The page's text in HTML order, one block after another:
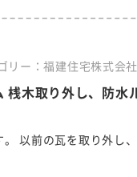
リー：福建住宅株式会
桟木取り外し、防水
以前の瓦を取り外し